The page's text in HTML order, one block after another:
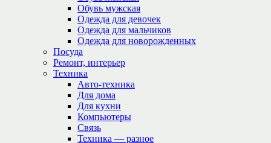
Обувь мужская
Одежда для девочек
Одежда для мальчиков
Одежда для новорожденных
Посуда
Ремонт, интерьер
Техника
Авто-техника
Для дома
Для кухни
Компьютеры
Связь
Техника — разное